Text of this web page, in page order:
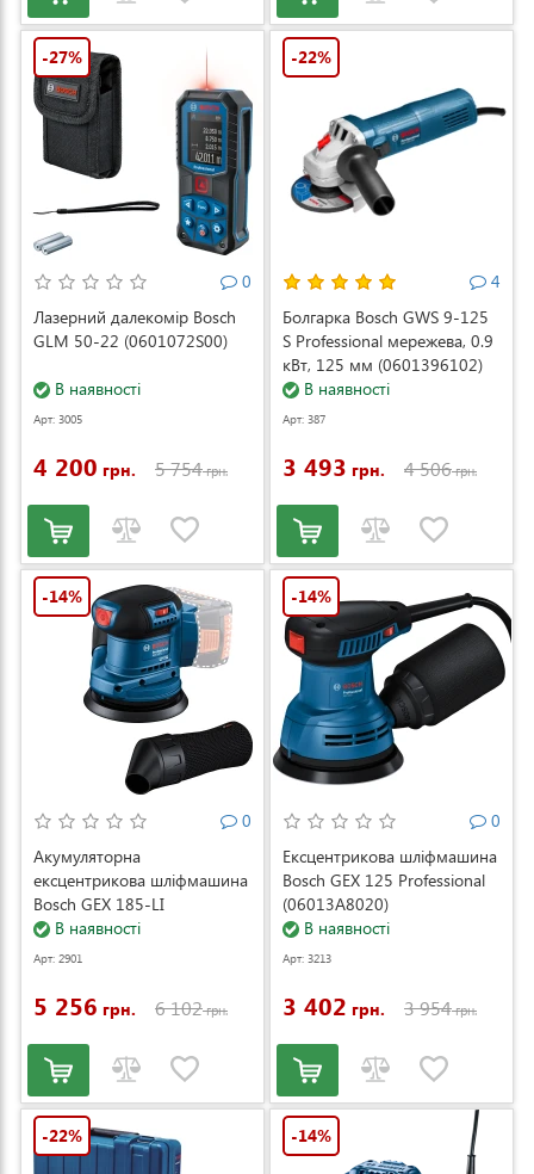
-27%
0
Лазерний далекомір Bosch
GLM 50-22 (0601072S00)
В наявності
Арт: 3005
4 200 грн. 5 754грн.
-22%
4
Болгарка Bosch GWS 9-125
S Professional мережева, 0.9
кВт, 125 мм (0601396102)
В наявності
Арт: 387
3 493 грн. 4 506грн.
-14%
0
Акумуляторна
ексцентрикова шліфмашина
Bosch GEX 185-LI
Professional без АКБ і ЗП
(06013A5020)
В наявності
Арт: 2901
5 256 грн. 6 102грн.
-14%
0
Ексцентрикова шліфмашина
Bosch GEX 125 Professional
(06013A8020)
В наявності
Арт: 3213
3 402 грн. 3 954грн.
-22% -14%